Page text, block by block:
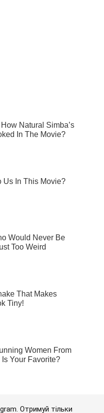
Отримуй тільки